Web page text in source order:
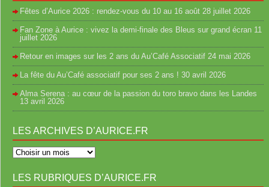
Fêtes d’Aurice 2026 : rendez-vous du 10 au 16 août 28 juillet 2026
Fan Zone à Aurice : vivez la demi-finale des Bleus sur grand écran 11
juillet 2026
Retour en images sur les 2 ans du Au’Café Associatif 24 mai 2026
La fête du Au’Café associatif pour ses 2 ans ! 30 avril 2026
Alma Serena : au cœur de la passion du toro bravo dans les Landes
13 avril 2026
LES ARCHIVES D’AURICE.FR
LES RUBRIQUES D’AURICE.FR